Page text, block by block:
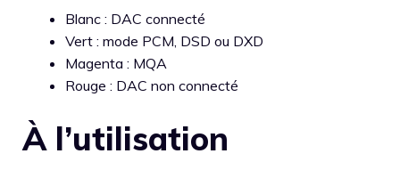
Blanc : DAC connecté
Vert : mode PCM, DSD ou DXD
Magenta : MQA
Rouge : DAC non connecté
À l’utilisation